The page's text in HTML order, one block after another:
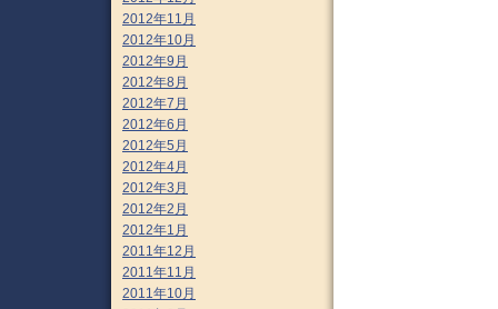
2012年11月
2012年10月
2012年9月
2012年8月
2012年7月
2012年6月
2012年5月
2012年4月
2012年3月
2012年2月
2012年1月
2011年12月
2011年11月
2011年10月